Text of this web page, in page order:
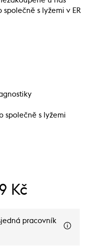
s lyžemi v ER
společně s lyžemi
Kč
pracovník